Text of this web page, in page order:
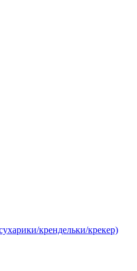
крендельки/крекер)